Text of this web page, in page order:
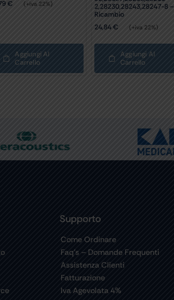
€ (+iva 22%)
Aggiungi Al
Carrello
2,28230,28243,28247-8 –
Ricambio
24,84€ (+iva 22%)
Aggiungi Al
Carrello
Supporto
Come Ordinare
Faq’s – Domande Frequenti
Assistenza Clienti
Fatturazione
Iva Agevolata 4%